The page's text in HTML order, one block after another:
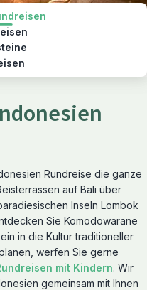
Rundreise die ganze
auf Bali über
Inseln Lombok
Sie Komodowarane
in die Kultur traditioneller
werfen Sie gerne
mit Kindern. Wir
gemeinsam mit Ihnen